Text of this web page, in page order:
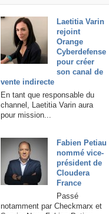
Laetitia Varin
rejoint
Orange
Cyberdefense
pour créer
son canal de
vente indirecte
En tant que responsable du
channel, Laetitia Varin aura
pour mission...
Fabien Petiau
nommé vice-
président de
Cloudera
France
Passé
notamment par Checkmarx et